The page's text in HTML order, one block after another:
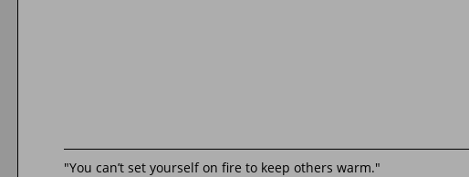
"You can’t set yourself on fire to keep others warm."